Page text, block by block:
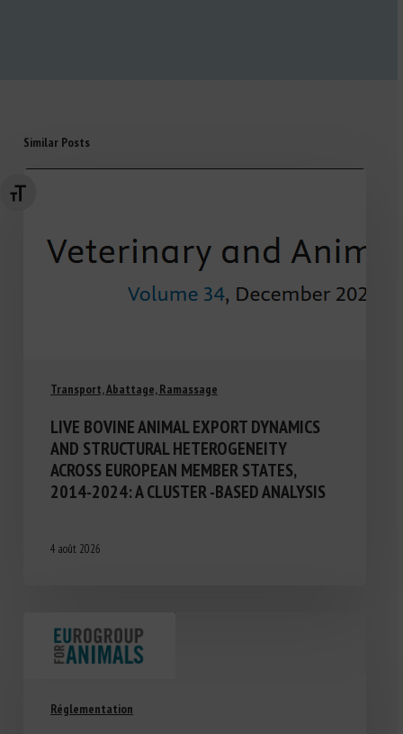
Changer la taille de la police
Similar Posts
Transport, Abattage, Ramassage
LIVE BOVINE ANIMAL EXPORT DYNAMICS
AND STRUCTURAL HETEROGENEITY
ACROSS EUROPEAN MEMBER STATES,
2014-2024: A CLUSTER -BASED ANALYSIS
4 août 2026
Réglementation